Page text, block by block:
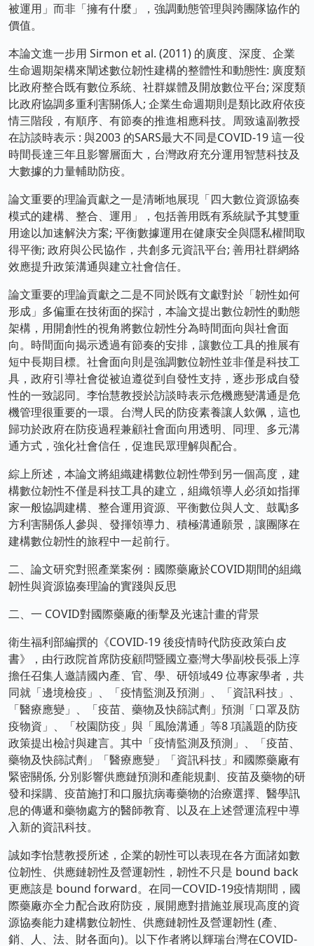
被運用」而非「擁有什麼」，強調動態管理與跨團隊協作的
價值。
本論文進一步用 Sirmon et al. (2011) 的廣度、深度、企業
生命週期架構來闡述數位韌性建構的整體性和動態性: 廣度類
比政府整合既有數位系統、社群媒體及開放數位平台; 深度類
比政府協調多重利害關係人; 企業生命週期則是類比政府依疫
情三階段，有順序、有節奏的推進相應科技。周致遠副教授
在訪談時表示 : 與2003 的SARS最大不同是COVID-19 這一役
時間長達三年且影響層面大，台灣政府充分運用智慧科技及
大數據的力量輔助防疫。
論文重要的理論貢獻之一是清晰地展現「四大數位資源協奏
模式的建構、整合、運用」，包括善用既有系統賦予其雙重
用途以加速解決方案; 平衡數據運用在健康安全與隱私權間取
得平衡; 政府與公民協作，共創多元資訊平台; 善用社群網絡
效應提升政策溝通與建立社會信任。
論文重要的理論貢獻之二是不同於既有文獻對於「韌性如何
形成」多偏重在技術面的探討，本論文提出數位韌性的動態
架構，用開創性的視角將數位韌性分為時間面向與社會面
向。時間面向揭示透過有節奏的安排，讓數位工具的推展有
短中長期目標。社會面向則是強調數位韌性並非僅是科技工
具，政府引導社會從被迫遵從到自發性支持，逐步形成自發
性的一致認同。李怡慧教授於訪談時表示危機應變溝通是危
機管理很重要的一環。台灣人民的防疫素養讓人欽佩，這也
歸功於政府在防疫過程兼顧社會面向用透明、同理、多元溝
通方式，強化社會信任，促進民眾理解與配合。
綜上所述，本論文將組織建構數位韌性帶到另一個高度，建
構數位韌性不僅是科技工具的建立，組織領導人必須如指揮
家一般協調建構、整合運用資源、平衡數位與人文、鼓勵多
方利害關係人參與、發揮領導力、積極溝通願景，讓團隊在
建構數位韌性的旅程中一起前行。
二、論文研究對照產業案例：國際藥廠於COVID期間的組織
韌性與資源協奏理論的實踐與反思
二、一 COVID對國際藥廠的衝擊及光速計畫的背景
衛生福利部編撰的《COVID-19 後疫情時代防疫政策白皮
書》，由行政院首席防疫顧問暨國立臺灣大學副校長張上淳
擔任召集人邀請國內產、官、學、研領域49 位專家學者，共
同就「邊境檢疫」、「疫情監測及預測」、「資訊科技」、
「醫療應變」、「疫苗、藥物及快篩試劑」預測「口罩及防
疫物資」、「校園防疫」與「風險溝通」等8 項議題的防疫
政策提出檢討與建言。其中「疫情監測及預測」、「疫苗、
藥物及快篩試劑」「醫療應變」「資訊科技」和國際藥廠有
緊密關係, 分別影響供應鏈預測和產能規劃、疫苗及藥物的研
發和採購、疫苗施打和口服抗病毒藥物的治療選擇、醫學訊
息的傳遞和藥物處方的醫師教育、以及在上述營運流程中導
入新的資訊科技。
誠如李怡慧教授所述，企業的韌性可以表現在各方面諸如數
位韌性、供應鏈韌性及營運韌性，韌性不只是 bound back
更應該是 bound forward。在同一COVID-19疫情期間，國
際藥廠亦全力配合政府防疫，展開應對措施並展現高度的資
源協奏能力建構數位韌性、供應鏈韌性及營運韌性 (產、
銷、人、法、財各面向)。以下作者將以輝瑞台灣在COVID-